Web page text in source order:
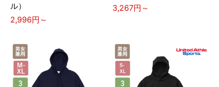
ル）
2,996円～
3,267円～